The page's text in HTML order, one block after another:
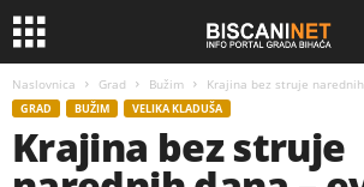
Naslovnica Grad Bužim Krajina bez struje
GRAD BUŽIM VELIKA KLADUŠA
Krajina bez struje